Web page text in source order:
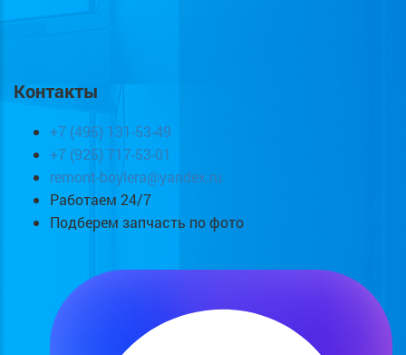
Контакты
+7 (495) 131-53-49
+7 (925) 717-53-01
remont-boylera@yandex.ru
Работаем 24/7
Подберем запчасть по фото